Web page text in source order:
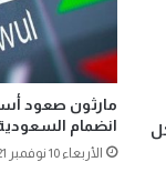
مارثون صعود
انضمام
الأربعاء 10 نوفمبر 2021